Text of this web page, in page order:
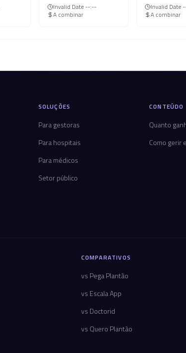
Invalid Date --:--
A combinar
Invalid Date
A combinar
SOLUÇÕES
Para gestoras
Para hospitais
Para médicos
Setor público
CONTEÚDO
Quanto
Como gerir
COMPARATIVOS
vs Pega Plantão
vs Escala App
vs Doctorid
vs Quero Plantão